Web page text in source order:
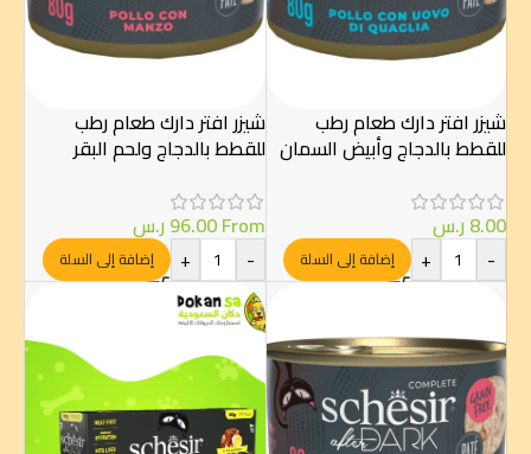
شيزر افتر دارك طعام رطب
للقطط بالدجاج وأبيض السمان
8.00ر.س
-
+ إضافة إلى السلة
شيزر افتر دارك طعام رطب
للقطط بالدجاج ولحم البقر
From
96.00ر.س
-
+ إضافة إلى السلة